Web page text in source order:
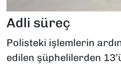
Adli süreç
Polisteki işlemlerin
edilen şüphelilerden